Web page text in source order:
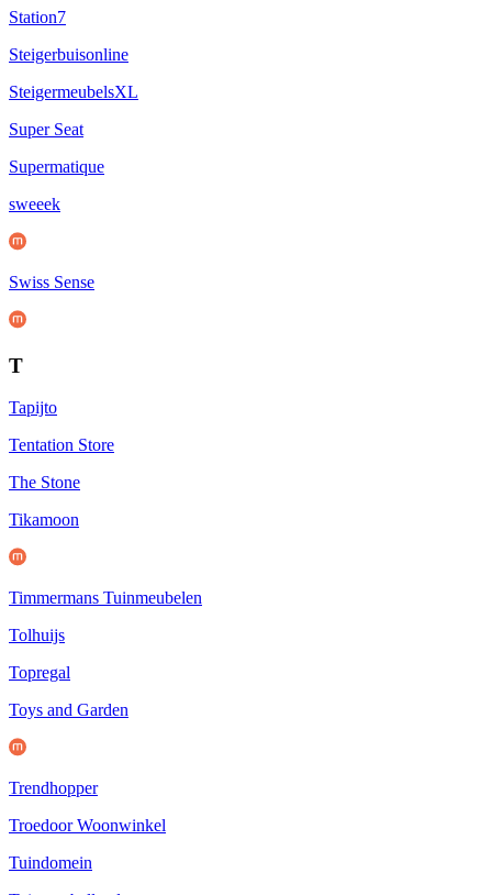
Station7
Steigerbuisonline
SteigermeubelsXL
Super Seat
Supermatique
sweeek
Swiss Sense
T
Tapijto
Tentation Store
The Stone
Tikamoon
Timmermans Tuinmeubelen
Tolhuijs
Topregal
Toys and Garden
Trendhopper
Troedoor Woonwinkel
Tuindomein